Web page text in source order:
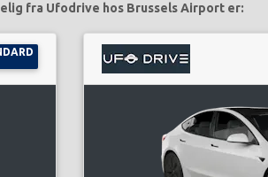
fra Ufodrive hos Brussels Airport er: